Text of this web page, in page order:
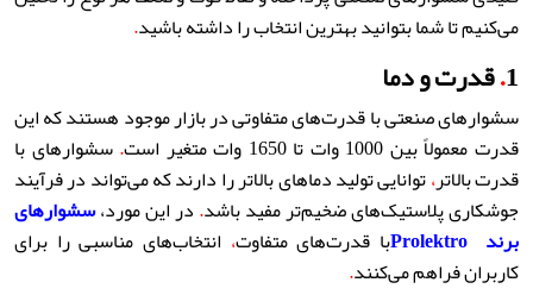
می‌کنیم تا شما بتوانید بهترین انتخاب را داشته باشید.
1
.قدرت و دما
سشوارهای صنعتی با قدرت‌های متفاوتی در بازار موجود هستند که این
قدرت معمولاً بین 1000 وات تا 1650 وات متغیر است
.سشوارهای با
قدرت بالاتر،توانایی تولید دماهای بالاتر را دارند که می‌تواند در فرآیند
جوشکاری پلاستیک‌های ضخیم‌تر مفید باشد.در این مورد،سشوارهای
برند Prolektroبا قدرت‌های متفاوت، انتخاب‌های مناسبی را برای
کاربران فراهم می‌کنند.